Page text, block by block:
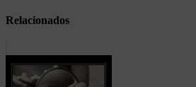
Relacionados